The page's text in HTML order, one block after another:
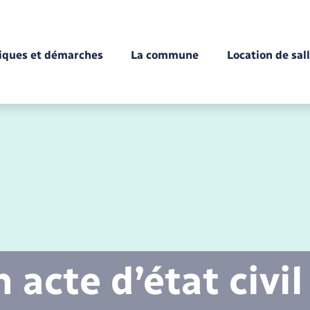
et démarches
Mariage – PACS
La commune Location de
acte d’état civil